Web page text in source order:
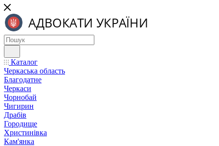
Каталог
Черкаська область
Благодатне
Черкаси
Чорнобай
Чигирин
Драбів
Городище
Христинівка
Кам'янка